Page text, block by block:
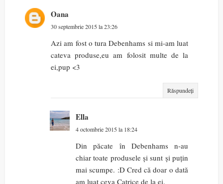
Oana
30 septembrie 2015 la 23:26
Azi am fost o tura Debenhams si mi-am luat
cateva produse,eu am folosit multe de la
ei,pup <3
Răspundeți
Ella
4 octombrie 2015 la 18:24
Din păcate în Debenhams n-au
chiar toate produsele și sunt și puțin
mai scumpe. :D Cred că doar o dată
am luat ceva Catrice de la ei.